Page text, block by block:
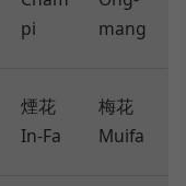
pi
mang
煙花
In-Fa
梅花
Muifa